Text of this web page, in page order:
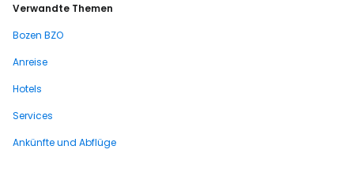
Verwandte Themen
Bozen BZO
Anreise
Hotels
Services
Ankünfte und Abflüge